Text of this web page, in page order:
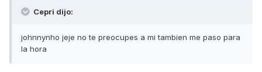
Cepri dijo:
johnnynho jeje no te preocupes a mi tambien me paso para
la hora